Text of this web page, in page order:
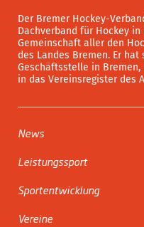
Der Bremer Hockey-
Dachverband für Hockey
Gemeinschaft aller den
des Landes Bremen. Er
Geschäftsstelle in Bremen,
in das Vereinsregister des
News
Leistungssport
Sportentwicklung
Vereine